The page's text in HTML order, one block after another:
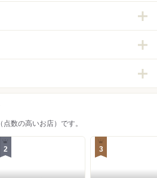
数の高いお店）です。
2 3